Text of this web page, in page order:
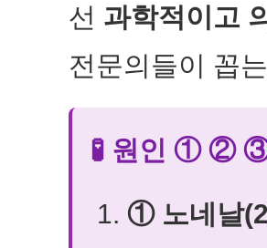
선 과학적이고
전문의들이 꼽
🧪 원인 ① ② ③
① 노네날